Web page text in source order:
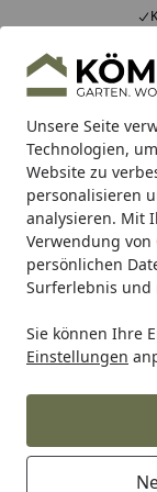
Unsere Seite
Technologien,
Website zu
personalisieren
analysieren. Mit
Verwendung
persönlichen
Surferlebnis und
Sie können Ihre
Einstellungen
Alle Produkte
Mein Konto
Suchen
Startseite
Alles für den
Biohort
HochBeet
(1